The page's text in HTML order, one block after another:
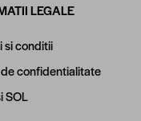
LEGALE
si conditii
confidentialitate
SOL